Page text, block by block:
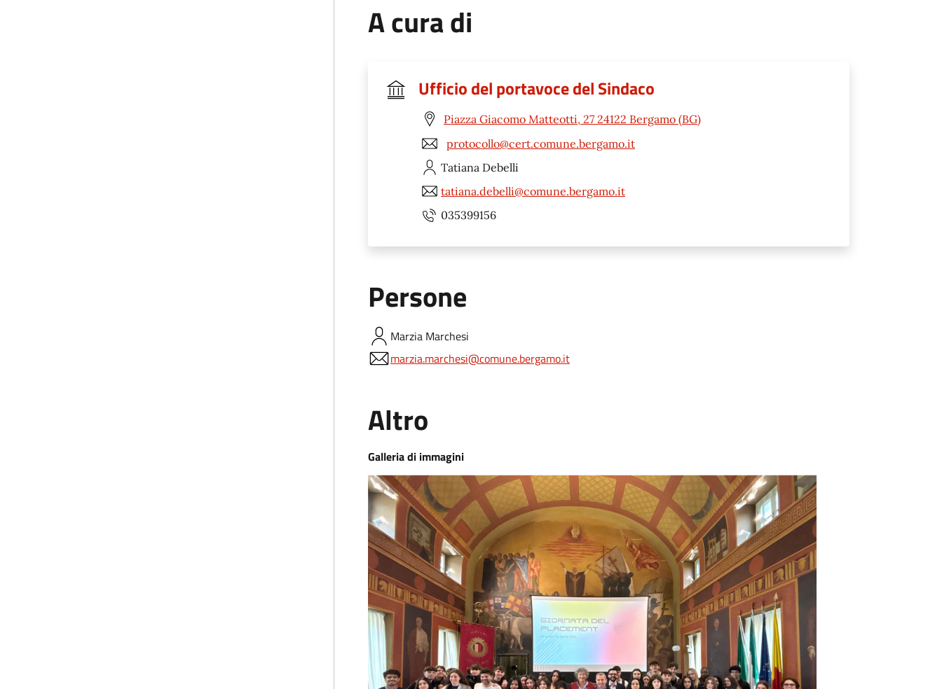
A cura di
Ufficio del portavoce del Sindaco
Piazza Giacomo Matteotti, 27 24122 Bergamo (BG)
protocollo@cert.comune.bergamo.it
Tatiana Debelli
tatiana.debelli@comune.bergamo.it
035399156
Persone
Marzia Marchesi
marzia.marchesi@comune.bergamo.it
Altro
Galleria di immagini